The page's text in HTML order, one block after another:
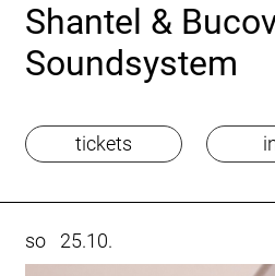
Shantel &
Soundsystem
tickets
so 25.10.